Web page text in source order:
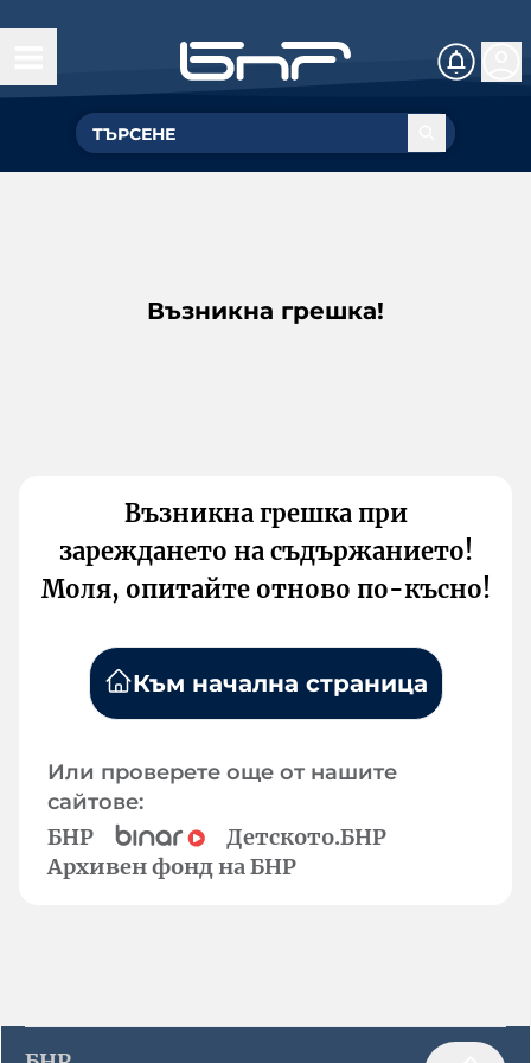
Възникна грешка!
Възникна грешка при
зареждането на съдържанието!
Моля, опитайте отново по-късно!
Към начална страница
Или проверете още от нашите
сайтове:
БНР
Детското.БНР
Архивен фонд на БНР